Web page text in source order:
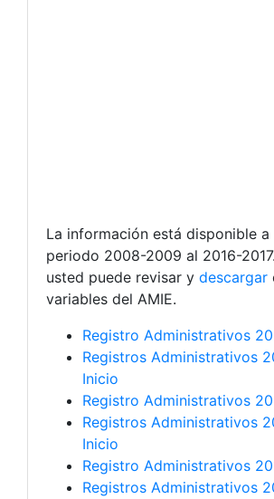
La información está disponible
periodo 2008-2009 al 2016-
usted puede revisar y descargar
variables del AMIE.
Registro Administrativos
Registros Administrativos
Inicio
Registro Administrativos
Registros Administrativos
Inicio
Registro Administrativos
Registros Administrativos